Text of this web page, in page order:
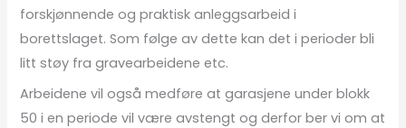
forskjønnende og praktisk anleggsarbeid i
borettslaget. Som følge av dette kan det i perioder bli
litt støy fra gravearbeidene etc.
Arbeidene vil også medføre at garasjene under blokk
50 i en periode vil være avstengt og derfor ber vi om at